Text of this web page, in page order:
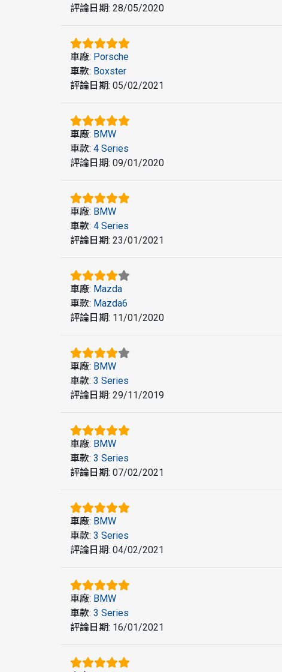
評論日期: 28/05/2020
車廠: Porsche
車款: Boxster
評論日期: 05/02/2021
車廠: BMW
車款: 4 Series
評論日期: 09/01/2020
車廠: BMW
車款: 4 Series
評論日期: 23/01/2021
車廠: Mazda
車款: Mazda6
評論日期: 11/01/2020
車廠: BMW
車款: 3 Series
評論日期: 29/11/2019
車廠: BMW
車款: 3 Series
評論日期: 07/02/2021
車廠: BMW
車款: 3 Series
評論日期: 04/02/2021
車廠: BMW
車款: 3 Series
評論日期: 16/01/2021